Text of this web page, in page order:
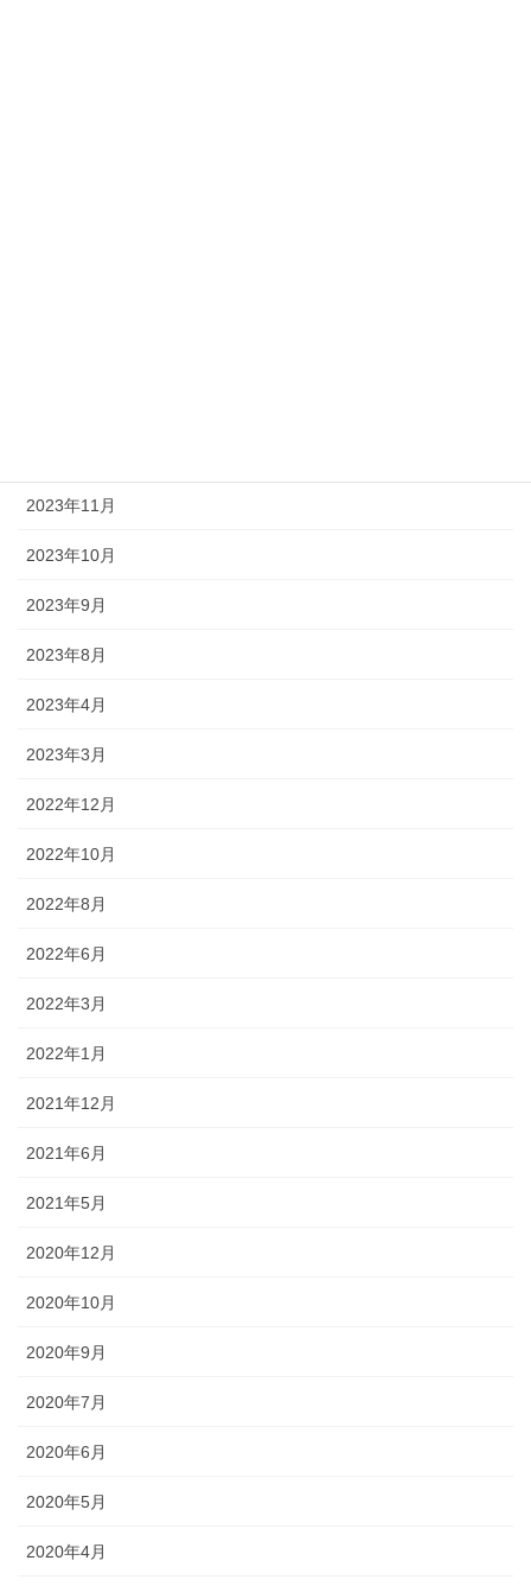
2023年11月
2023年10月
2023年9月
2023年8月
2023年4月
2023年3月
2022年12月
2022年10月
2022年8月
2022年6月
2022年3月
2022年1月
2021年12月
2021年6月
2021年5月
2020年12月
2020年10月
2020年9月
2020年7月
2020年6月
2020年5月
2020年4月